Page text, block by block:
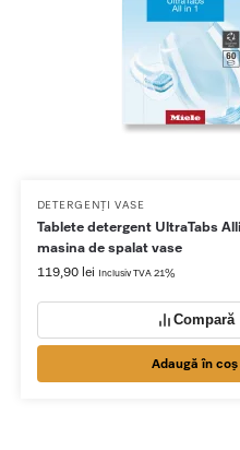
DETERGENȚI VASE
Tablete detergent UltraTabs
masina de spalat vase
119,90 lei Inclusiv TVA 21%
Compară
Adaugă în coș